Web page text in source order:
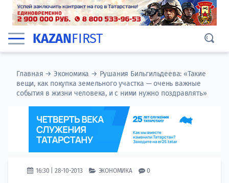
KAZANFIRST
Главная →Экономика → Рушания Бильгильдеева: «Такие
вещи, как покупка земельного участка — очень важные
события в жизни человека, и с ними нужно поздравлять»
16:30 | 28-10-2013 ЭКОНОМИКА 0